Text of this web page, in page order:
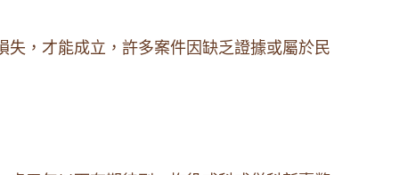
，才能成立，許多案件因缺乏證據或屬於民